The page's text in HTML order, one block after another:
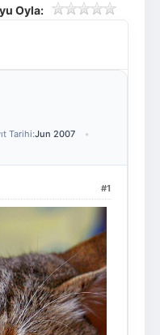
Oyla:
Tarihi:Jun 2007
#1